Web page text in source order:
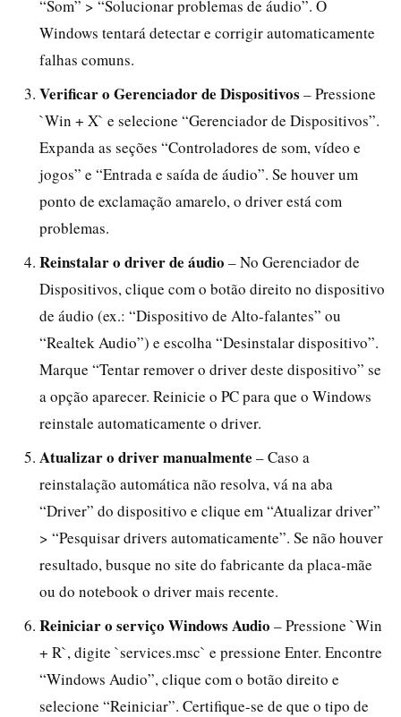
“Som” > “Solucionar problemas de áudio”. O
Windows tentará detectar e corrigir automaticamente
falhas comuns.
Verificar o Gerenciador de Dispositivos – Pressione
`Win + X` e selecione “Gerenciador de Dispositivos”.
Expanda as seções “Controladores de som, vídeo e
jogos” e “Entrada e saída de áudio”. Se houver um
ponto de exclamação amarelo, o driver está com
problemas.
Reinstalar o driver de áudio – No Gerenciador de
Dispositivos, clique com o botão direito no dispositivo
de áudio (ex.: “Dispositivo de Alto-falantes” ou
“Realtek Audio”) e escolha “Desinstalar dispositivo”.
Marque “Tentar remover o driver deste dispositivo” se
a opção aparecer. Reinicie o PC para que o Windows
reinstale automaticamente o driver.
Atualizar o driver manualmente – Caso a
reinstalação automática não resolva, vá na aba
“Driver” do dispositivo e clique em “Atualizar driver”
> “Pesquisar drivers automaticamente”. Se não houver
resultado, busque no site do fabricante da placa-mãe
ou do notebook o driver mais recente.
Reiniciar o serviço Windows Audio – Pressione `Win
+ R`, digite `services.msc` e pressione Enter. Encontre
“Windows Audio”, clique com o botão direito e
selecione “Reiniciar”. Certifique-se de que o tipo de